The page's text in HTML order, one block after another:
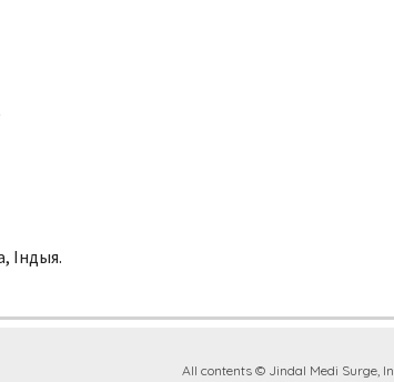
Індыя.
All contents © Jindal Medi Surge,